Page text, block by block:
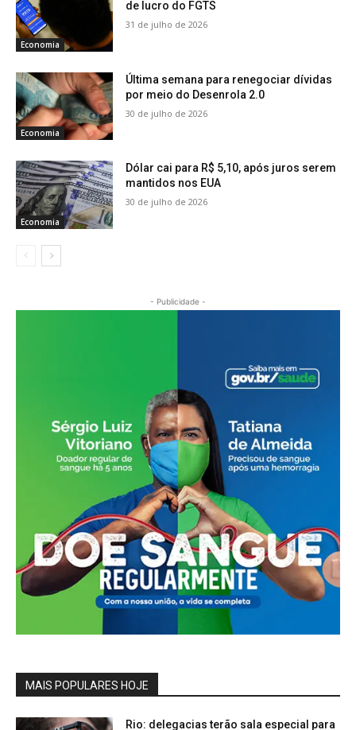
Economia
de lucro do FGTS
31 de julho de 2026
Economia
Última semana para renegociar dívidas
por meio do Desenrola 2.0
30 de julho de 2026
Economia
Dólar cai para R$ 5,10, após juros serem
mantidos nos EUA
30 de julho de 2026
- Publicidade -
MAIS POPULARES HOJE
Rio: delegacias terão sala especial para